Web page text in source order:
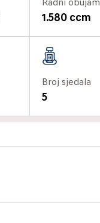
Radni obujam
1.580 ccm
Broj sjedala
5